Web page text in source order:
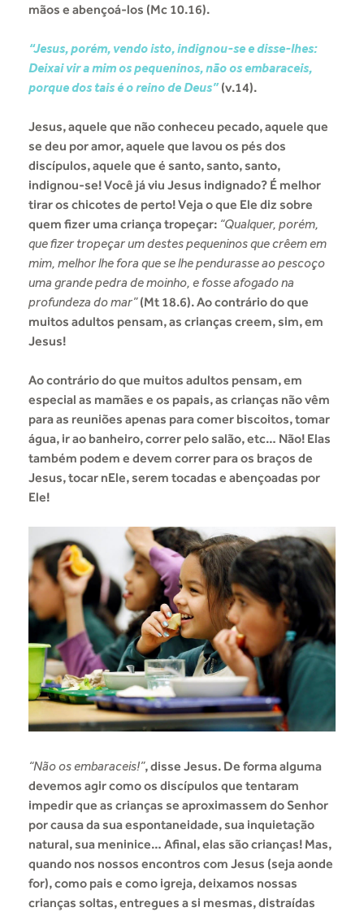
mãos e abençoá-los (Mc 10.16).
“Jesus, porém, vendo isto, indignou-se e disse-lhes:
Deixai vir a mim os pequeninos, não os embaraceis,
porque dos tais é o reino de Deus”(v.14).
Jesus, aquele que não conheceu pecado, aquele que
se deu por amor, aquele que lavou os pés dos
discípulos, aquele que é santo, santo, santo,
indignou-se! Você já viu Jesus indignado? É melhor
tirar os chicotes de perto! Veja o que Ele diz sobre
quem fizer uma criança tropeçar: “Qualquer, porém,
que fizer tropeçar um destes pequeninos que crêem em
mim, melhor lhe fora que se lhe pendurasse ao pescoço
uma grande pedra de moinho, e fosse afogado na
profundeza do mar”(Mt 18.6). Ao contrário do que
muitos adultos pensam, as crianças creem, sim, em
Jesus!
Ao contrário do que muitos adultos pensam, em
especial as mamães e os papais, as crianças não vêm
para as reuniões apenas para comer biscoitos, tomar
água, ir ao banheiro, correr pelo salão, etc… Não! Elas
também podem e devem correr para os braços de
Jesus, tocar nEle, serem tocadas e abençoadas por
Ele!
“Não os embaraceis!”, disse Jesus. De forma alguma
devemos agir como os discípulos que tentaram
impedir que as crianças se aproximassem do Senhor
por causa da sua espontaneidade, sua inquietação
natural, sua meninice… Afinal, elas são crianças! Mas,
quando nos nossos encontros com Jesus (seja aonde
for), como pais e como igreja, deixamos nossas
crianças soltas, entregues a si mesmas, distraídas